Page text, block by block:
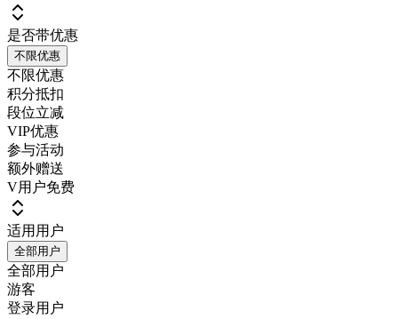
是否带优惠
不限优惠
不限优惠
积分抵扣
段位立减
VIP优惠
参与活动
额外赠送
V用户免费
适用用户
全部用户
全部用户
游客
登录用户